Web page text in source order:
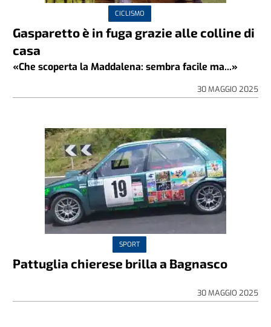
CICLISMO
Gasparetto è in fuga grazie alle colline di
casa
«Che scoperta la Maddalena: sembra facile ma...»
30 MAGGIO 2025
SPORT
Pattuglia chierese brilla a Bagnasco
30 MAGGIO 2025